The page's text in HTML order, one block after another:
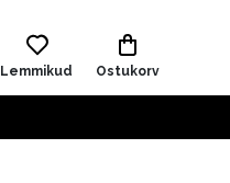
Lemmikud Ostukorv